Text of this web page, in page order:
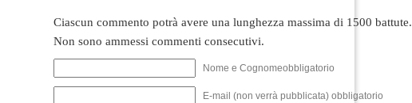
Ciascun commento potrà avere una lunghezza massima di 1500 battute.
Non sono ammessi commenti consecutivi.
Nome e Cognomeobbligatorio
E-mail (non verrà pubblicata) obbligatorio